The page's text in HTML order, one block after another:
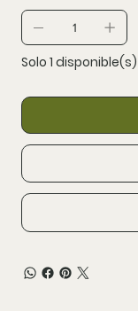
Solo 1 disponible(s)